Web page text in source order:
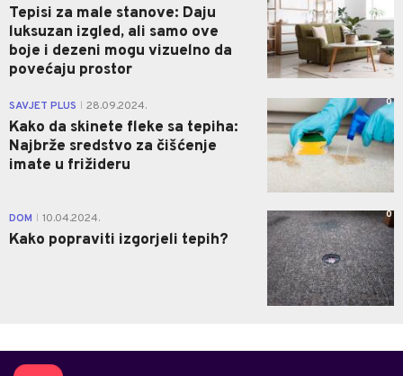
Tepisi za male stanove: Daju
luksuzan izgled, ali samo ove
boje i dezeni mogu vizuelno da
povećaju prostor
SAVJET PLUS 28.09.2024.
Kako da skinete fleke sa tepiha:
Najbrže sredstvo za čišćenje
imate u frižideru
0
DOM 10.04.2024.
Kako popraviti izgorjeli tepih?
0